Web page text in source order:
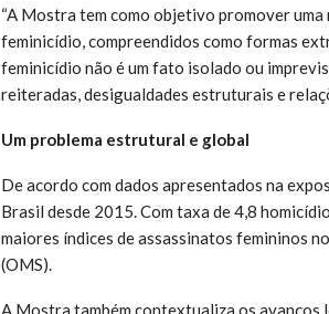
“A Mostra tem como objetivo promover
feminicídio, compreendidos como formas
feminicídio não é um fato isolado ou
reiteradas, desigualdades estruturais e
Um problema estrutural e global
De acordo com dados apresentados na
Brasil desde 2015. Com taxa de 4,8
maiores índices de assassinatos femininos
(OMS).
A Mostra também contextualiza os